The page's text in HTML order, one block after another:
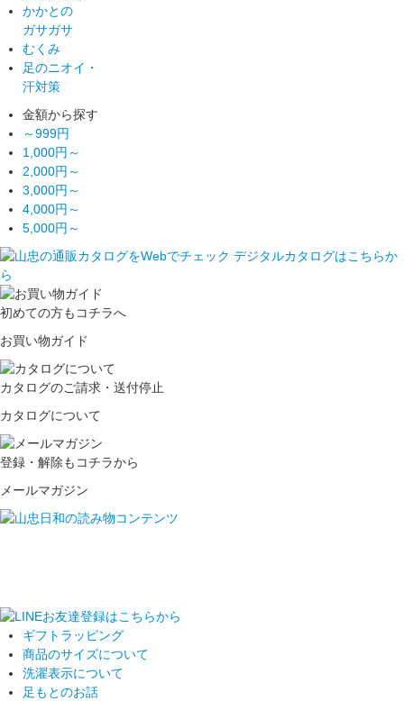
かかとの
ガサガサ
むくみ
足のニオイ・
汗対策
金額から探す
～999円
1,000円～
2,000円～
3,000円～
4,000円～
5,000円～
初めての方もコチラへ
お買い物ガイド
カタログのご請求・送付停止
カタログについて
登録・解除もコチラから
メールマガジン
ギフトラッピング
商品のサイズについて
洗濯表示について
足もとのお話